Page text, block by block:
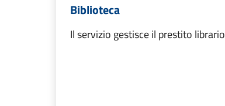
Biblioteca
Il servizio gestisce il prestito librario